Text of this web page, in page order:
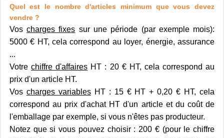
Quel est le nombre d'articles minimum que vous devez
vendre ?
Voscharges fixes sur une période (par exemple mois):
5000 € HT, cela correspond au loyer, énergie, assurance
...
Votre chiffre d'affaires HT : 20 € HT, cela correspond au
prix d'un article HT.
Vos charges variablesHT : 15 € HT + 0,20 € HT, cela
correspond au prix d'achat HT d'un article et du coût de
l'emballage par exemple, si vous n'êtes pas producteur.
Notez que si vous pouvez choisir : 200 € (pour le chiffre